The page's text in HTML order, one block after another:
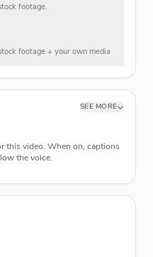
footage.
footage + your own media
SEE MORE
this video. When on, captions
the voice.